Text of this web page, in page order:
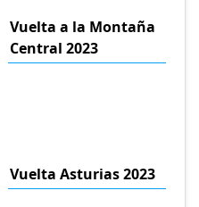
Vuelta a la Montaña
Central 2023
Vuelta Asturias 2023